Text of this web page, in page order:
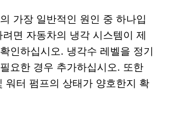
가장 일반적인 원인 중 하나입
면 자동차의 냉각 시스템이 제
인하십시오. 냉각수 레벨을 정기
요한 경우 추가하십시오. 또한
워터 펌프의 상태가 양호한지 확